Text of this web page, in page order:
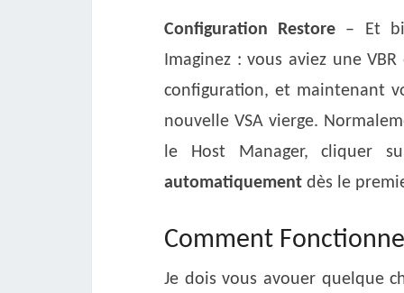
Configuration Restore – Et
Imaginez : vous aviez une
configuration, et maintenant
nouvelle VSA vierge.
le Host Manager, cliquer
automatiquement dès le
Comment
Je dois vous avouer quelque